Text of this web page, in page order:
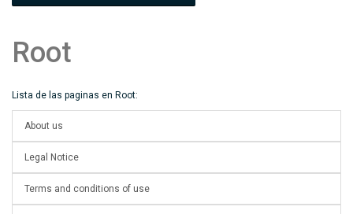
Root
Lista de las paginas en Root:
About us
Legal Notice
Terms and conditions of use